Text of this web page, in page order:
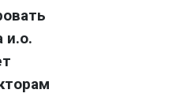
и.о.